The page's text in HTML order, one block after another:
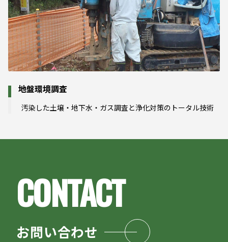
地盤環境調査
汚染した土壌・地下水・ガス調査と浄化対策のトータル技術
お問い合わせ